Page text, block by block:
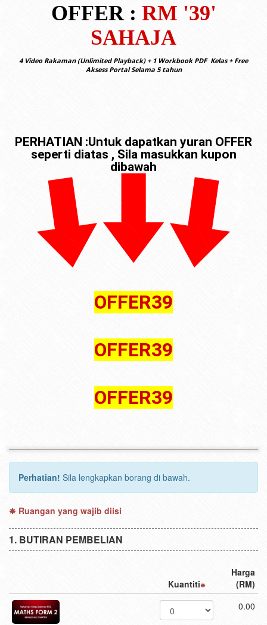
OFFER : RM '39'
SAHAJA
4 Video Rakaman (Unlimited Playback) + 1 Workbook PDF Kelas + Free
Aksess Portal Selama 5 tahun
PERHATIAN :Untuk dapatkan yuran OFFER
seperti diatas , Sila masukkan kupon
dibawah
OFFER39
OFFER39
OFFER39
Perhatian! Sila lengkapkan borang di bawah.
Ruangan yang wajib diisi
BUTIRAN PEMBELIAN
Kuantiti
Harga
(RM)
0.00